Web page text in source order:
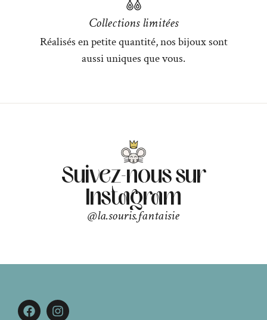
Collections limitées
Réalisés en petite quantité, nos bijoux sont
aussi uniques que vous.
Suivez-nous sur
Instagram
@la.souris.fantaisie